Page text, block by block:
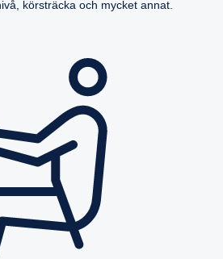
körsträcka och mycket annat.